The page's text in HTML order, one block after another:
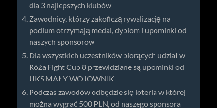
dla 3 najlepszych klubów
Zawodnicy, którzy zakończą rywalizację na
podium otrzymają medal, dyplom i upominki od
naszych sponsorów
Dla wszystkich uczestników biorących udział w
Róża Fight Cup 8 przewidziane są upominki od
UKS MAŁY WOJOWNIK
Podczas zawodów odbędzie się loteria w której
można wygrać 500 PLN, od naszego sponsora